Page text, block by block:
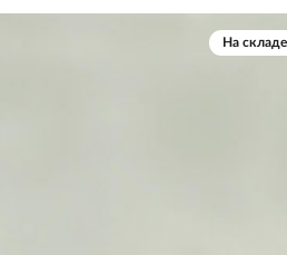
На складе